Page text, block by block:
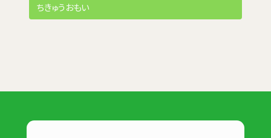
ちきゅうおもい